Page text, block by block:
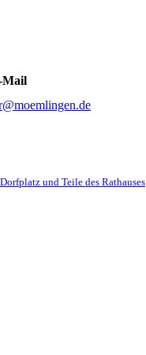
Mail
und Teile des Rathauses